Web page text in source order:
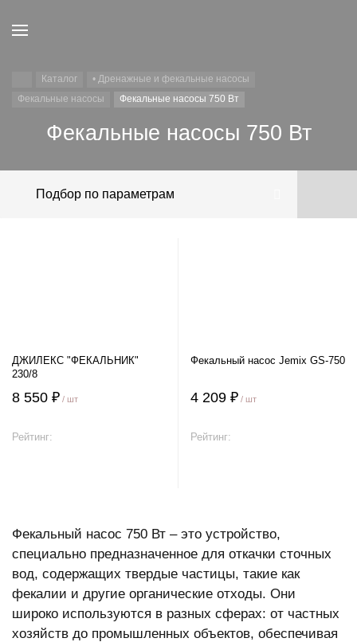
Каталог
• Дренажные и фекальные насосы
Фекальные насосы
Фекальные насосы 750 Вт
Фекальные насосы 750 Вт
Подбор по параметрам
ДЖИЛЕКС "ФЕКАЛЬНИК"
230/8
8 550 ₽ / шт
Рейтинг:
Фекальный насос Jemix GS-750
4 209 ₽ / шт
Рейтинг:
Фекальный насос 750 Вт – это устройство,
специально предназначенное для откачки сточных
вод, содержащих твердые частицы, такие как
фекалии и другие органические отходы. Они
широко используются в разных сферах: от частных
хозяйств до промышленных объектов, обеспечивая